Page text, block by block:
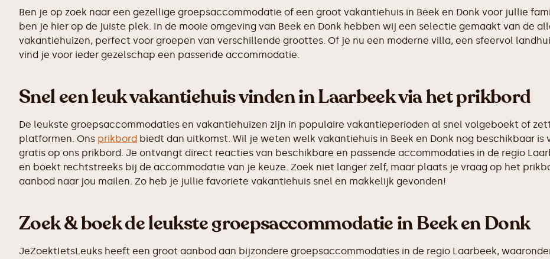
Ben je op zoek naar een gezellige groepsaccommodatie of een groot vakantiehuis in Beek en Donk voor jullie
ben je hier op de juiste plek. In de mooie omgeving van Beek en Donk hebben wij een selectie gemaakt van de
vakantiehuizen, perfect voor groepen van verschillende groottes. Of je nu een moderne villa, een sfeervol
vind je voor ieder gezelschap een passende accommodatie.
Snel een leuk vakantiehuis vinden in Laarbeek via het prikbord
De leukste groepsaccommodaties en vakantiehuizen zijn in populaire vakantieperioden al snel volgeboekt of
platformen. Ons prikbord biedt dan uitkomst. Wil je weten welk vakantiehuis in Beek en Donk nog beschikbaar
gratis op ons prikbord. Je ontvangt direct reacties van beschikbare en passende accommodaties in de regio
en boekt rechtstreeks bij de accommodatie van je keuze. Zoek niet langer zelf, maar plaats je vraag op het
aanbod naar jou mailen. Zo heb je jullie favoriete vakantiehuis snel en makkelijk gevonden!
Zoek & boek de leukste groepsaccommodatie in Beek en Donk
JeZoektIetsLeuks heeft een groot aanbod aan bijzondere groepsaccommodaties in de regio Laarbeek,